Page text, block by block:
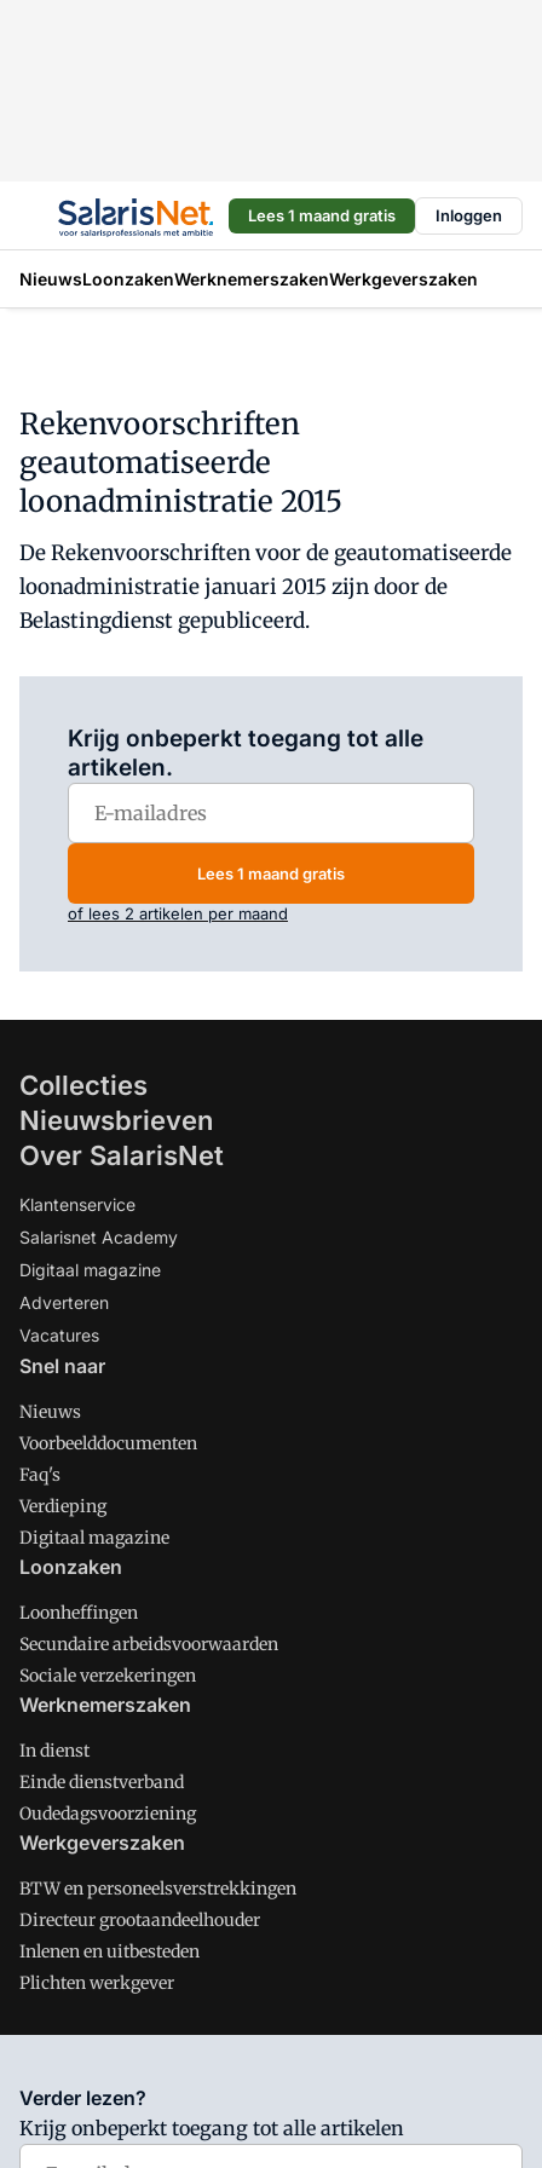
Lees 1 maand gratis Inloggen
NieuwsLoonzakenWerknemerszakenWerkgeverszaken
Rekenvoorschriften
geautomatiseerde
loonadministratie 2015
De Rekenvoorschriften voor de geautomatiseerde
loonadministratie januari 2015 zijn door de
Belastingdienst gepubliceerd.
Krijg onbeperkt toegang tot alle
artikelen.
Lees 1 maand gratis
of lees 2 artikelen per maand
Collecties
Nieuwsbrieven
Over SalarisNet
Klantenservice
Salarisnet Academy
Digitaal magazine
Adverteren
Vacatures
Snel naar
Nieuws
Voorbeelddocumenten
Faq's
Verdieping
Digitaal magazine
Loonzaken
Loonheffingen
Secundaire arbeidsvoorwaarden
Sociale verzekeringen
Werknemerszaken
In dienst
Einde dienstverband
Oudedagsvoorziening
Werkgeverszaken
BTW en personeelsverstrekkingen
Directeur grootaandeelhouder
Inlenen en uitbesteden
Plichten werkgever
Salarisnet is onderdeel van VMN media. Lees in
waar VMN media voor staat. Op gebruik van deze site zijn de
volgende regelingen van toepassing:Algemene Voorwaarden
Verder lezen?
Krijg onbeperkt toegang tot alle artikelen